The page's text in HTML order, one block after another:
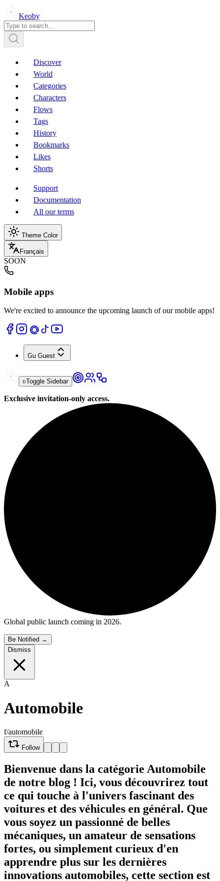
Keoby
Discover
World
Categories
Characters
Flows
Tags
History
Bookmarks
Likes
Shorts
Support
Documentation
All our terms
Theme Color
Français
SOON
Mobile apps
We're excited to announce the upcoming launch of our mobile apps!
Gu Guest
Toggle Sidebar
Exclusive invitation-only access.
Global public launch coming in 2026.
Be Notified →
Dismiss
A
Automobile
f/automobile
Follow
Bienvenue dans la catégorie Automobile
de notre blog ! Ici, vous découvrirez tout
ce qui touche à l'univers fascinant des
voitures et des véhicules en général. Que
vous soyez un passionné de belles
mécaniques, un amateur de sensations
fortes, ou simplement curieux d'en
apprendre plus sur les dernières
innovations automobiles, cette section est